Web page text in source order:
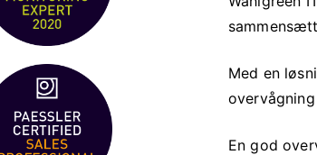
Med en
En god